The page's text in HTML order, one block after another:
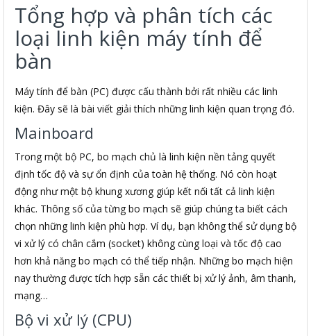
Tổng hợp và phân tích các
loại linh kiện máy tính để
bàn
Máy tính để bàn (PC) được cấu thành bởi rất nhiều các linh
kiện. Đây sẽ là bài viết giải thích những linh kiện quan trọng đó.
Mainboard
Trong một bộ PC, bo mạch chủ là linh kiện nền tảng quyết
định tốc độ và sự ổn định của toàn hệ thống. Nó còn hoạt
động như một bộ khung xương giúp kết nối tất cả linh kiện
khác. Thông số của từng bo mạch sẽ giúp chúng ta biết cách
chọn những linh kiện phù hợp. Ví dụ, bạn không thể sử dụng bộ
vi xử lý có chân cắm (socket) không cùng loại và tốc độ cao
hơn khả năng bo mạch có thể tiếp nhận. Những bo mạch hiện
nay thường được tích hợp sẵn các thiết bị xử lý ảnh, âm thanh,
mạng…
Bộ vi xử lý (CPU)